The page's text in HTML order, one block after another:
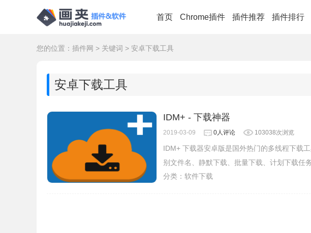
首页 Chrome插件 插件推荐 插件排行
您的位置： 插件网 > 关键词 > 安卓下载工具
安卓下载工具
IDM+ - 下载神器
2019-03-09 0人评论 103038次浏览
IDM+ 下载器安卓版是国外热门的多线程下载
别文件名、静默下载、批量下载、计划下载任
分类： 软件下载